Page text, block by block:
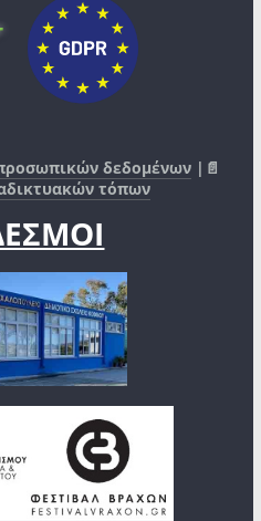
δεδομένων |📄
τόπων